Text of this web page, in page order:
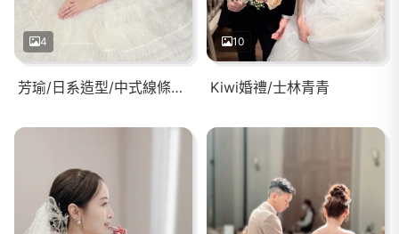
4
芳瑜/日系造型/中式線條盤髮
10
Kiwi婚禮/士林青青